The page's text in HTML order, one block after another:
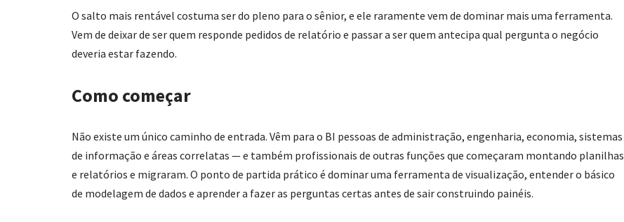
O salto mais rentável costuma ser do pleno para o sênior, e ele raramente vem de dominar mais uma ferramenta.
Vem de deixar de ser quem responde pedidos de relatório e passar a ser quem antecipa qual pergunta o negócio
deveria estar fazendo.
Como começar
Não existe um único caminho de entrada. Vêm para o BI pessoas de administração, engenharia, economia, sistemas
de informação e áreas correlatas — e também profissionais de outras funções que começaram montando planilhas
e relatórios e migraram. O ponto de partida prático é dominar uma ferramenta de visualização, entender o básico
de modelagem de dados e aprender a fazer as perguntas certas antes de sair construindo painéis.